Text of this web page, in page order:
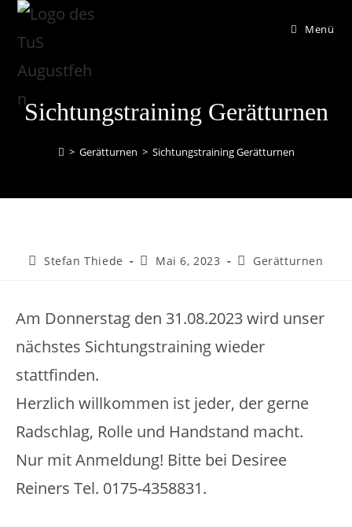
Menü
Sichtungstraining Gerätturnen
> Gerätturnen > Sichtungstraining Gerätturnen
Stefan Thiede Mai 6, 2023 Gerätturnen
Am Donnerstag den 31.08.2023 wird unser
nächstes Sichtungstraining wieder
stattfinden.
Herzlich willkommen ist jeder, der gerne
Radschlag, Rolle und Handstand macht.
Nur mit Anmeldung! Bitte bei Desiree
Reiners Tel. 0175-4358831.